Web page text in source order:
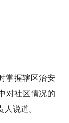
掌握辖区治安
对社区情况的
人说道。